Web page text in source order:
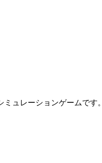
ュレーションゲームです。